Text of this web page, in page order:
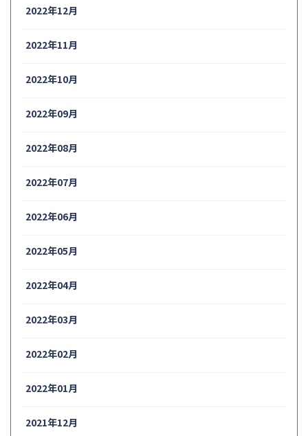
2022年12月
2022年11月
2022年10月
2022年09月
2022年08月
2022年07月
2022年06月
2022年05月
2022年04月
2022年03月
2022年02月
2022年01月
2021年12月